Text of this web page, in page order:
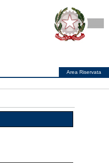
Area Riservata